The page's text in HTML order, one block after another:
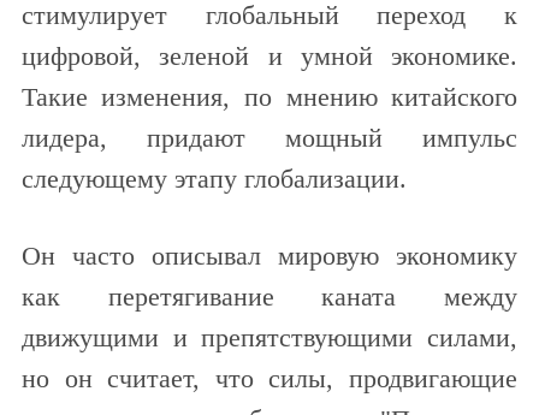
стимулирует глобальный переход к
цифровой, зеленой и умной экономике.
Такие изменения, по мнению китайского
лидера, придают мощный импульс
следующему этапу глобализации.
Он часто описывал мировую экономику
как перетягивание каната между
движущими и препятствующими силами,
но он считает, что силы, продвигающие